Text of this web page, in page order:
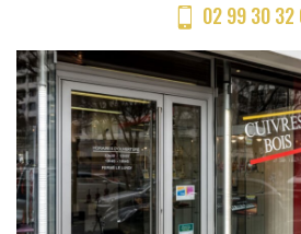
02 99 30 32